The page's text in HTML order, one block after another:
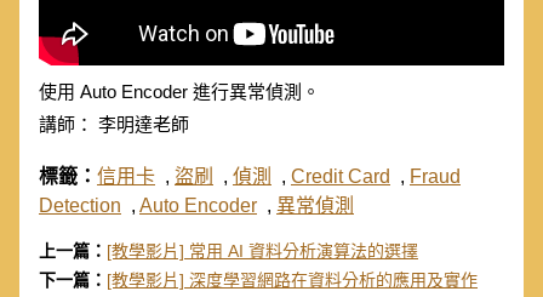
使用 Auto Encoder 進行異常偵測。
講師： 李明達老師
標籤： 信用卡 , 盜刷 , 偵測 , Credit Card , Fraud
Detection , Auto Encoder , 異常偵測
上一篇： [教學影片] 常用 AI 資料分析演算法的選擇
下一篇： [教學影片] 深度學習網路在資料分析的應用及實作